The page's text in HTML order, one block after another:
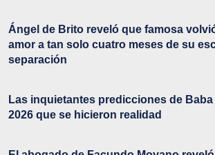
Ángel de Brito reveló que famosa
amor a tan solo cuatro meses de su
separación
Las inquietantes predicciones de Baba
2026 que se hicieron realidad